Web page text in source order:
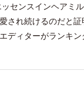
センスインヘアミ
され続けるのだと
ディターがランキ